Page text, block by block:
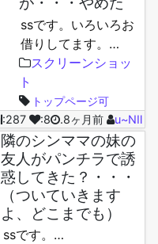
ssです。いろいろお
借りしてます。…
スクリーンショッ
ト
トップページ可
:287
:8 .8ヶ月前 u~NⅡ
隣のシンママの妹の
友人がパンチラで誘
惑してきた？・・・
（ついていきます
よ、どこまでも）
ssです。…